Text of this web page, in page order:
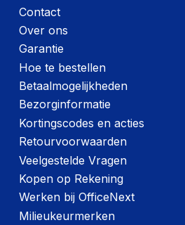
Verpakking
Type verpakking
Scherm beschermer
Contact
Over ons
Garantie
Hoe te bestellen
Betaalmogelijkheden
Bezorginformatie
Kortingscodes en acties
Retourvoorwaarden
Veelgestelde Vragen
Kopen op Rekening
Werken bij OfficeNext
Milieukeurmerken